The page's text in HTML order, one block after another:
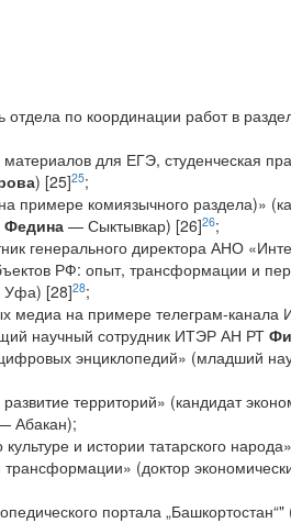
по координации работ в
для ЕГЭ, студенческая
) [25]25;
примере комиязычного раздела)»
Федина— Сыктывкар) [26]26;
генерального директора АНО
РФ: опыт, трансформации и
[28]28;
на примере телеграм-канала
научный сотрудник ИТЭР АН РТ
энциклопедий» (младший
территорий» (кандидат
Абакан);
и истории татарского
(доктор
портала